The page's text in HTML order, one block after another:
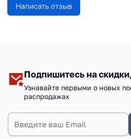
Написать отзыв
Подпишитесь на
Узнавайте первыми о новых
распродажах